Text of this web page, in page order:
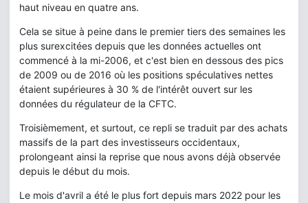
haut niveau en quatre ans.
Cela se situe à peine dans le premier tiers des semaines les
plus surexcitées depuis que les données actuelles ont
commencé à la mi-2006, et c'est bien en dessous des pics
de 2009 ou de 2016 où les positions spéculatives nettes
étaient supérieures à 30 % de l'intérêt ouvert sur les
données du régulateur de la CFTC.
Troisièmement, et surtout, ce repli se traduit par des achats
massifs de la part des investisseurs occidentaux,
prolongeant ainsi la reprise que nous avons déjà observée
depuis le début du mois.
Le mois d'avril a été le plus fort depuis mars 2022 pour les